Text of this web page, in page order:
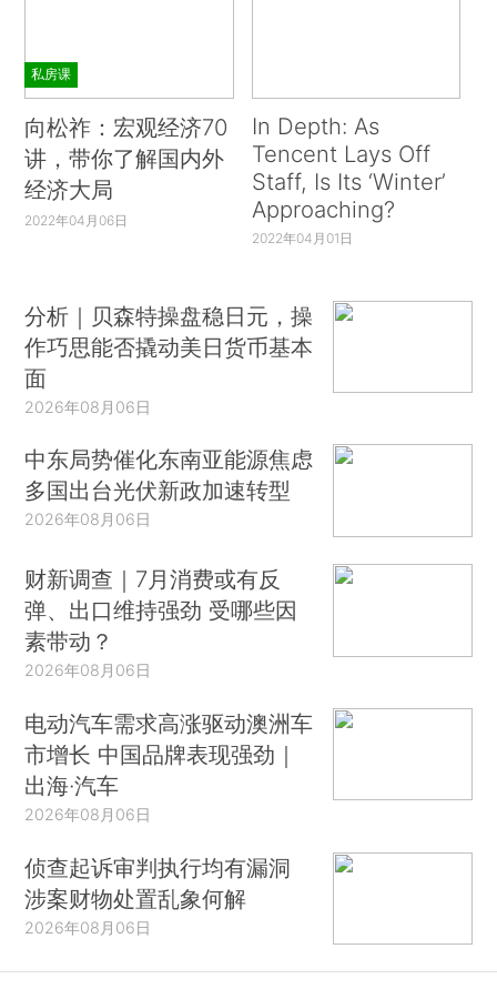
私房课
向松祚：宏观经济70
讲，带你了解国内外
经济大局
2022年04月06日
In Depth: As
Tencent Lays Off
Staff, Is Its ‘Winter’
Approaching?
2022年04月01日
分析｜贝森特操盘稳日元，操
作巧思能否撬动美日货币基本
面
2026年08月06日
中东局势催化东南亚能源焦虑
多国出台光伏新政加速转型
2026年08月06日
财新调查｜7月消费或有反
弹、出口维持强劲 受哪些因
素带动？
2026年08月06日
电动汽车需求高涨驱动澳洲车
市增长 中国品牌表现强劲｜
出海·汽车
2026年08月06日
侦查起诉审判执行均有漏洞
涉案财物处置乱象何解
2026年08月06日